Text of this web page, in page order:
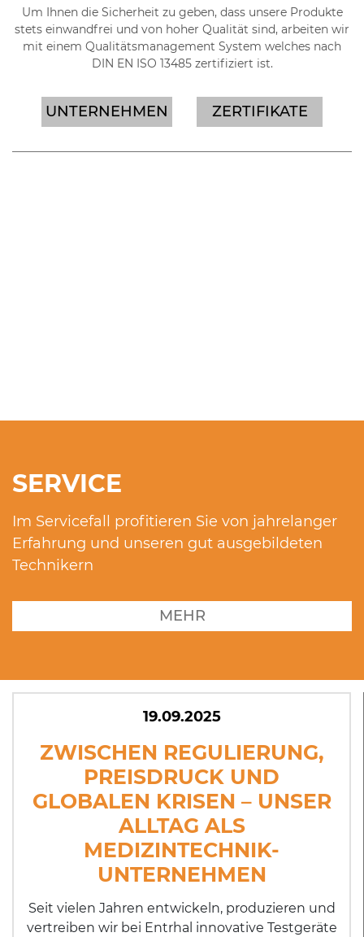
Um Ihnen die Sicherheit zu geben, dass unsere Produkte
stets einwandfrei und von hoher Qualität sind, arbeiten wir
mit einem Qualitätsmanagement System welches nach
DIN EN ISO 13485 zertifiziert ist.
UNTERNEHMEN ZERTIFIKATE
SERVICE
Im Servicefall profitieren Sie von jahrelanger
Erfahrung und unseren gut ausgebildeten
Technikern
MEHR
ZWISCHEN REGULIERUNG,
PREISDRUCK UND
GLOBALEN KRISEN – UNSER
ALLTAG ALS
MEDIZINTECHNIK-
UNTERNEHMEN
19.09.2025
Seit vielen Jahren entwickeln, produzieren und
vertreiben wir bei Entrhal innovative Test­ge­rä­te